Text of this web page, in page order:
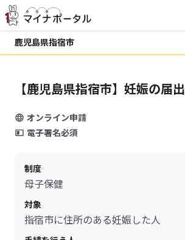
鹿児島県指宿市
【鹿児島県指宿市】妊娠の届出
オンライン申請
電子署名必須
制度
母子保健
対象
指宿市に住所のある妊娠した人